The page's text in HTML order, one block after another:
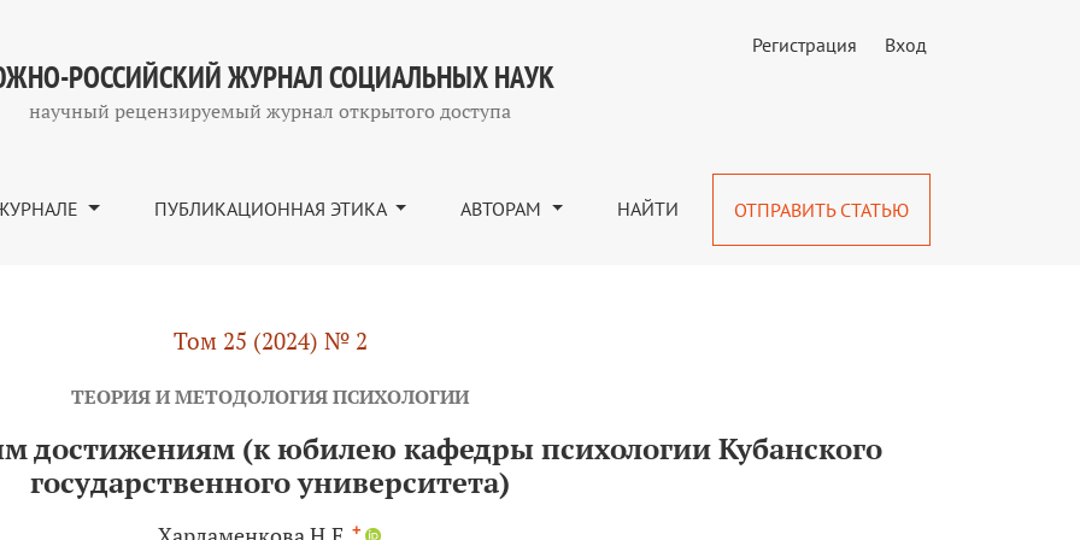
РОССИЙСКИЙ ЖУРНАЛ СОЦИАЛЬНЫХ НАУК
научный рецензируемый журнал открытого доступа
ПУБЛИКАЦИОННАЯ ЭТИКА АВТОРАМ НАЙТИ ОТПРАВИТЬ СТАТЬЮ
Регистрация Вход
Том 25 (2024) № 2
ТЕОРИЯ И МЕТОДОЛОГИЯ ПСИХОЛОГИИ
достижениям (к юбилею кафедры психологии Кубанского
государственного университета)
+